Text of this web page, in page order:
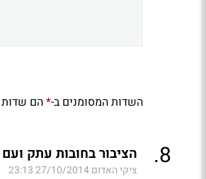
השדות המסומנים ב-*הם שדות
8
. הציבור בחובות עתק
ציקי האדום27/10/2014 23:13